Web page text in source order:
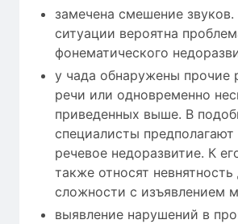
замечена смешение звуков.
ситуации вероятна
фонематического
у чада обнаружены прочие
речи или одновременно
приведенных выше. В
специалисты
речевое недоразвитие. К
также относят невнятность
сложности с изъявлением
выявление нарушений в